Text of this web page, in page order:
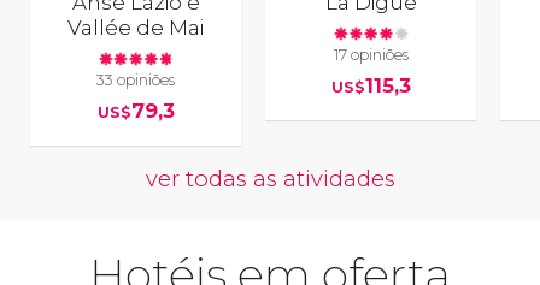
Vallée de Mai
33 opiniões
US$79,3
17 opiniões
US$115,3
ver todas as atividades